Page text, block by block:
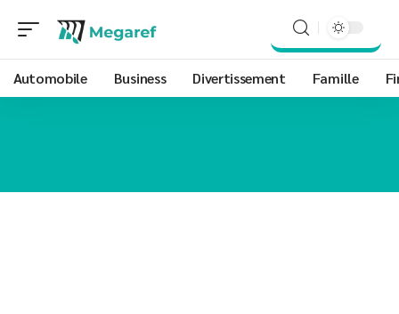
Automobile Business Divertissement Famille